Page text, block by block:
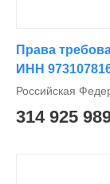
Права
ИНН
Российская
314 925